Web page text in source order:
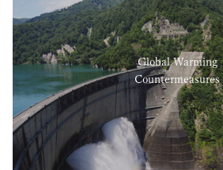
Global Warming
Countermeasures